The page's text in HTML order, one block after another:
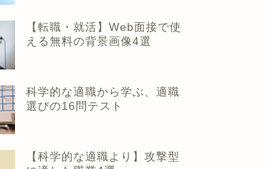
【転職・就活】Web面接で使
える無料の背景画像4選
科学的な適職から学ぶ、適職
選びの16問テスト
【科学的な適職より】攻撃型